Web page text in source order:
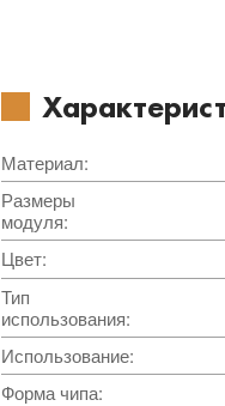
Материал:
Размеры
модуля:
Цвет:
Тип
использования:
Использование:
Форма чипа: